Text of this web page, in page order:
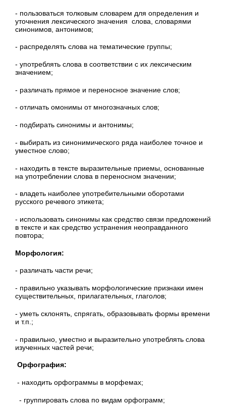
- пользоваться толковым словарем для определения и
уточнения лексического значения слова, словарями
синонимов, антонимов;
- распределять слова на тематические группы;
- употреблять слова в соответствии с их лексическим
значением;
- различать прямое и переносное значение слов;
- отличать омонимы от многозначных слов;
- подбирать синонимы и антонимы;
- выбирать из синонимического ряда наиболее точное и
уместное слово;
- находить в тексте выразительные приемы, основанные
на употреблении слова в переносном значении;
- владеть наиболее употребительными оборотами
русского речевого этикета;
- использовать синонимы как средство связи предложений
в тексте и как средство устранения неоправданного
повтора;
Морфология:
- различать части речи;
- правильно указывать морфологические признаки имен
существительных, прилагательных, глаголов;
- уметь склонять, спрягать, образовывать формы времени
и т.п.;
- правильно, уместно и выразительно употреблять слова
изученных частей речи;
Орфография:
- находить орфограммы в морфемах;
- группировать слова по видам орфограмм;